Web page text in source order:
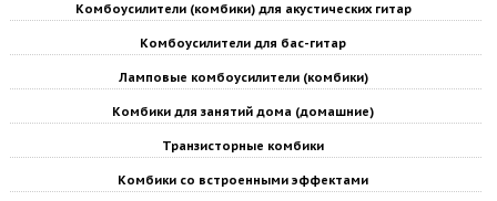
Комбоусилители (комбики) для акустических гитар
Комбоусилители для бас-гитар
Ламповые комбоусилители (комбики)
Комбики для занятий дома (домашние)
Транзисторные комбики
Комбики со встроенными эффектами